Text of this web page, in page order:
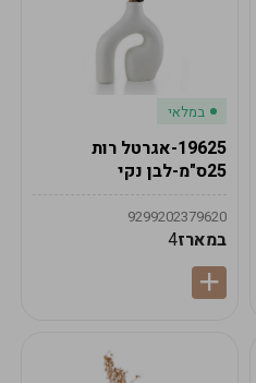
במלאי
19625-אגרטל רות
25ס"מ-לבן נקי
9299202379620
במארז4